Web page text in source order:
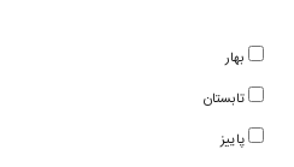
بهار
تابستان
پاییز